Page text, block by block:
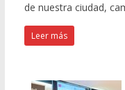
de nuestra ciudad,
Leer más